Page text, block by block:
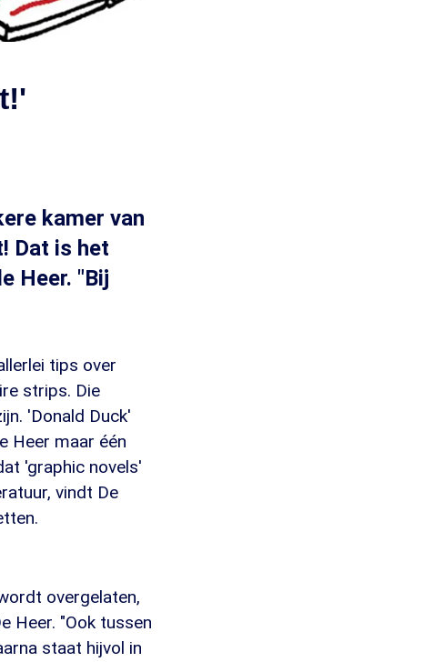
kamer van
Dat is het
Heer. "Bij
tips over
strips. Die
'Donald Duck'
Heer maar één
'graphic novels'
vindt De
overgelaten,
Heer. "Ook tussen
staat hijvol in